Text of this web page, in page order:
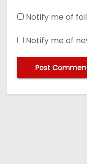
Notify me of
Notify me of